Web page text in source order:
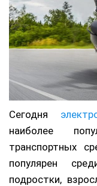
Сегодня
наиболее
транспортных
популярен
подростки,